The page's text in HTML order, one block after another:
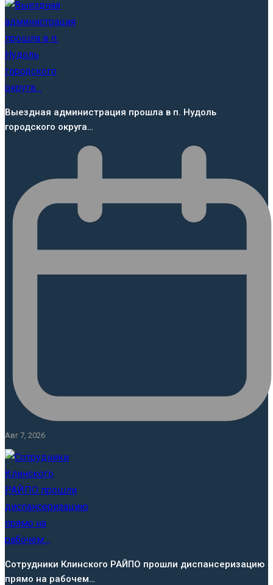
Выездная администрация прошла в п. Нудоль
городского округа…
Авг 7, 2026
Сотрудники Клинского РАЙПО прошли диспансеризацию
прямо на рабочем…